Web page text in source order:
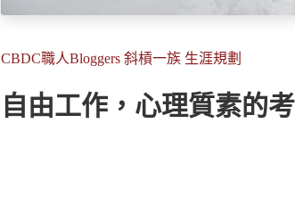
CBDC職人Bloggers 斜槓一族 生涯規劃
自由工作，心理質素的考